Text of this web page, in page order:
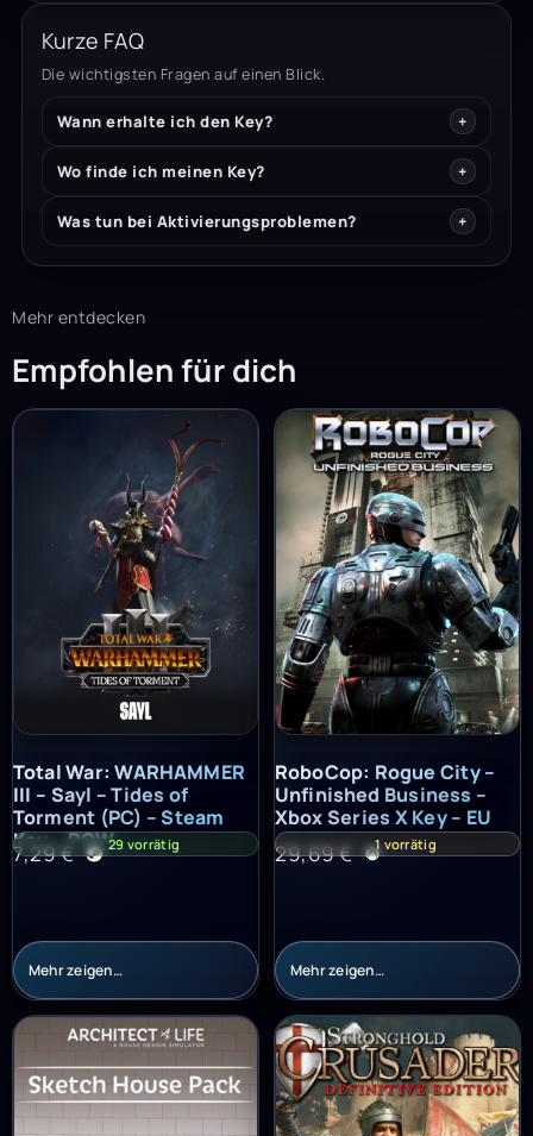
Kurze FAQ
Die wichtigsten Fragen auf einen Blick.
Wann erhalte ich den Key?
Wo finde ich meinen Key?
Was tun bei Aktivierungsproblemen?
Mehr entdecken
Empfohlen für dich
Total War: WARHAMMER III – Sayl – Tides of Torment (PC) –
Total War: WARHAMMER
III – Sayl – Tides of
Torment (PC) – Steam
Key – ROW
7,29€ 29 vorrätig
Mehr zeigen…
RoboCop: Rogue City –
RoboCop: Rogue City –
Unfinished Business –
Xbox Series X Key – EU
29,69€ 1 vorrätig
Mehr zeigen…